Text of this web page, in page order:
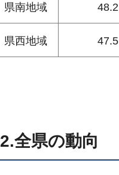
県南地域 48.2
県西地域 47.5
2.全県の動向